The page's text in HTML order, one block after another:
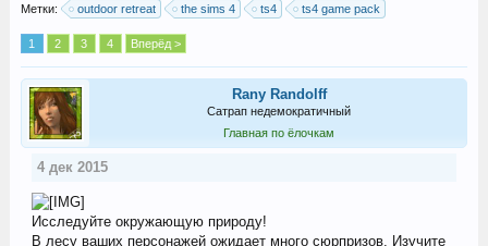
Метки: outdoor retreat the sims 4 ts4 ts4 game pack
1 2 3 4 Вперёд >
Rany Randolff
Сатрап недемократичный
Главная по ёлочкам
4 дек 2015
Исследуйте окружающую природу!
В лесу ваших персонажей ожидает много сюрпризов. Изучите